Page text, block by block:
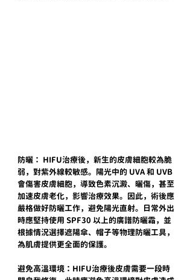
防曬： HIFU治療後，新生的皮膚細胞較為脆
弱，對紫外線較敏感。陽光中的 UVA 和 UVB
會傷害皮膚細胞，導致色素沉澱、曬傷，甚至
加速皮膚老化，影響治療效果。因此，術後應
嚴格做好防曬工作，避免陽光直射。日常外出
時應堅持使用 SPF30 以上的廣譜防曬霜，並
根據情況選擇遮陽傘、帽子等物理防曬工具，
為肌膚提供更全面的保護。
避免高溫環境：HIFU治療後皮膚需要一段時